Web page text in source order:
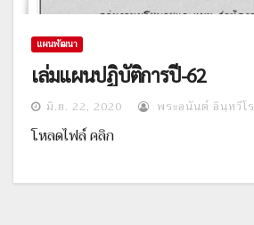
แผนพัฒนา
เล่มแผนปฏิบัติการปี-62
มิ.ย. 22, 2020 พระอนันต์ อินฺทวีโร
โหลดไฟล์ คลิก